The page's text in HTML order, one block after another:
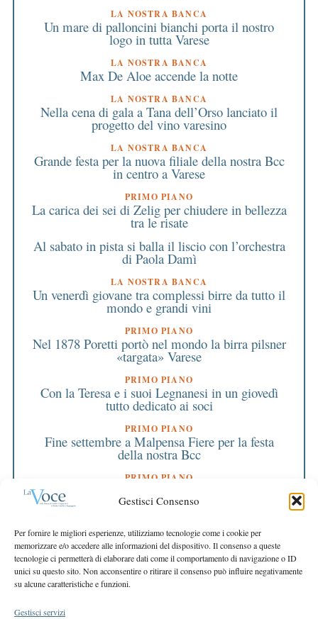
Gestisci Consenso
Per fornire le migliori esperienze, utilizziamo tecnologie come i cookie per
memorizzare e/o accedere alle informazioni del dispositivo. Il consenso a queste
tecnologie ci permetterà di elaborare dati come il comportamento di navigazione o ID
unici su questo sito. Non acconsentire o ritirare il consenso può influire negativamente
su alcune caratteristiche e funzioni.
Gestisci servizi
LA NOSTRA BANCA
Un mare di palloncini bianchi porta il nostro
logo in tutta Varese
LA NOSTRA BANCA
Max De Aloe accende la notte
LA NOSTRA BANCA
Nella cena di gala a Tana dell’Orso lanciato il
progetto del vino varesino
LA NOSTRA BANCA
Grande festa per la nuova filiale della nostra Bcc
in centro a Varese
PRIMO PIANO
La carica dei sei di Zelig per chiudere in bellezza
tra le risate
Al sabato in pista si balla il liscio con l’orchestra
di Paola Damì
LA NOSTRA BANCA
Un venerdì giovane tra complessi birre da tutto il
mondo e grandi vini
PRIMO PIANO
Nel 1878 Poretti portò nel mondo la birra pilsner
«targata» Varese
PRIMO PIANO
Con la Teresa e i suoi Legnanesi in un giovedì
tutto dedicato ai soci
PRIMO PIANO
Fine settembre a Malpensa Fiere per la festa
della nostra Bcc
PRIMO PIANO
Affidato a Paolo Innocenti il timone della nostra
Bcc
Il punto del Direttore
EDITORIALE PRESIDENTE
Il punto del Presidente